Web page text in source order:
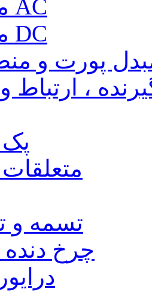
مبدل AC
مبدل DC
پورت و
، ارتباط
پک
متعلقات
تسمه و
چرخ دنده